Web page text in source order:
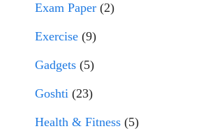
Exam Paper (2)
Exercise (9)
Gadgets (5)
Goshti (23)
Health & Fitness (5)